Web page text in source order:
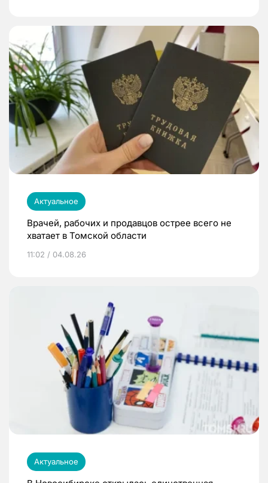
Актуальное
Врачей, рабочих и продавцов острее всего не
хватает в Томской области
11:02 / 04.08.26
Актуальное